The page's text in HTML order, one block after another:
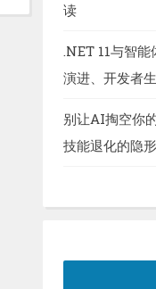
读
.NET 11与智
演进、开发者
别让AI掏空你
技能退化的隐